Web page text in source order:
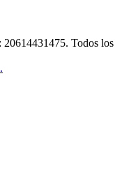
20614431475. Todos los